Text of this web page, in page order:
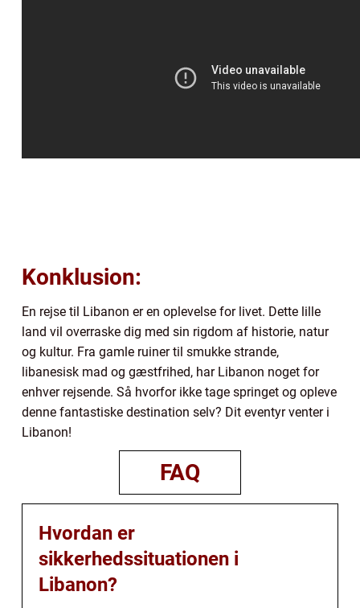
Konklusion:
En rejse til Libanon er en oplevelse for livet. Dette lille
land vil overraske dig med sin rigdom af historie, natur
og kultur. Fra gamle ruiner til smukke strande,
libanesisk mad og gæstfrihed, har Libanon noget for
enhver rejsende. Så hvorfor ikke tage springet og opleve
denne fantastiske destination selv? Dit eventyr venter i
Libanon!
FAQ
Hvordan er
sikkerhedssituationen i
Libanon?